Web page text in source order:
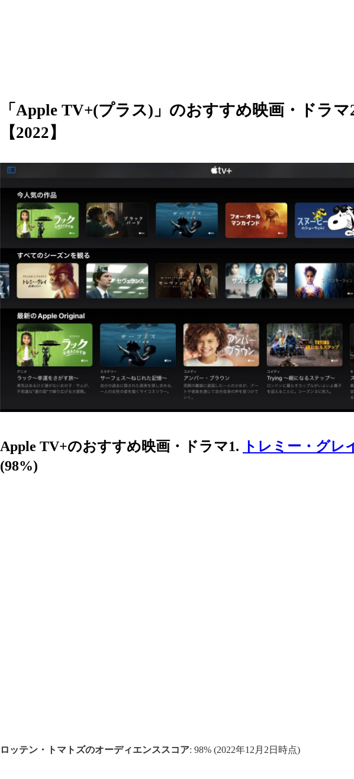
「Apple TV+(プラス)」のおすすめ映画・ドラマ
【2022】
Apple TV+のおすすめ映画・ドラマ1.
トレミー・グレ
(98%)
ロッテン・トマトズのオーディエンススコア: 98% (2022年12月2日時点)